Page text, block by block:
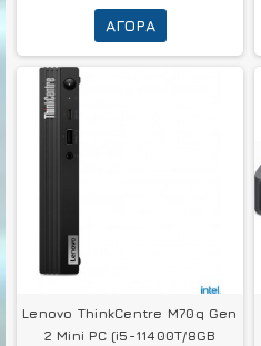
ΑΓΟΡΆ
Lenovo ThinkCentre M70q Gen
2 Mini PC (i5-11400T/8GB